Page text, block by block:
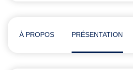
À PROPOS PRÉSENTATION